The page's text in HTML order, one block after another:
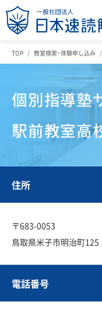
TOP 教室検索・体験申し込み
個別指導塾
駅前教室高
住所
〒683-0053
鳥取県米子市明治町
電話番号